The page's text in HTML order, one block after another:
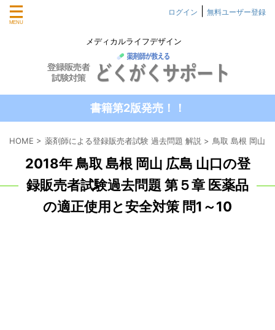
メディカルライフデザイン
ログイン 無料ユーザー登録
書籍第2版発売！！
HOME > 薬剤師による登録販売者試験 過去問題 解説 > 鳥取 島根 岡山
2018年 鳥取 島根 岡山 広島 山口の登
録販売者試験過去問題 第５章 医薬品
の適正使用と安全対策 問1～10